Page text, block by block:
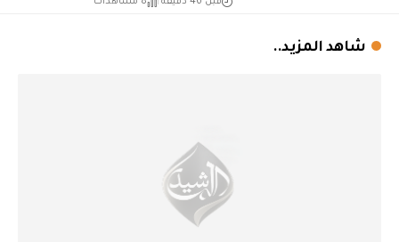
شاهد المزيد..